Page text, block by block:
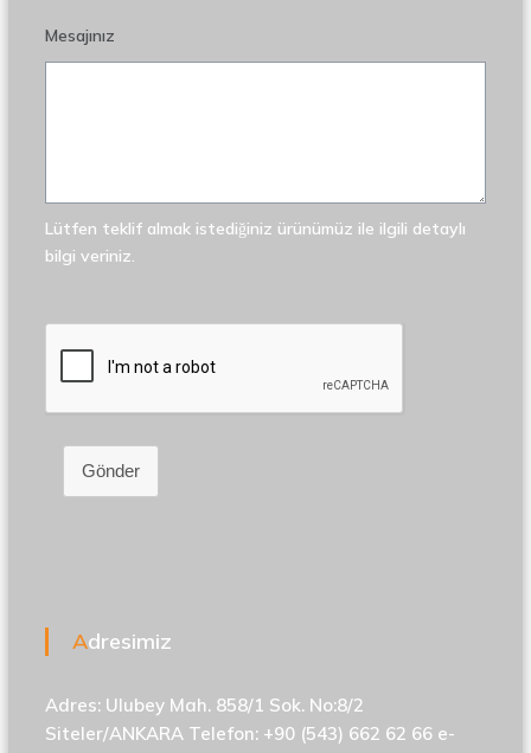
Mesajınız
Lütfen teklif almak istediğiniz ürünümüz ile ilgili detaylı
bilgi veriniz.
Gönder
Adresimiz
Adres: Ulubey Mah. 858/1 Sok. No:8/2
Siteler/ANKARA Telefon: +90 (543) 662 62 66 e-